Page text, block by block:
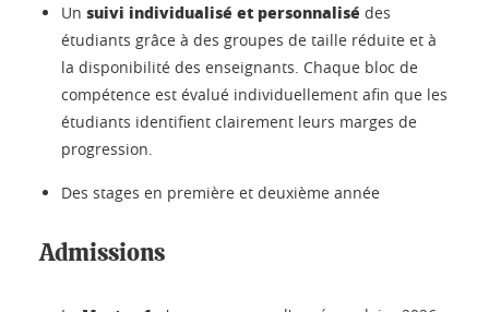
Un suivi individualisé et personnalisé des
étudiants grâce à des groupes de taille réduite et à
la disponibilité des enseignants. Chaque bloc de
compétence est évalué individuellement afin que les
étudiants identifient clairement leurs marges de
progression.
Des stages en première et deuxième année
Admissions